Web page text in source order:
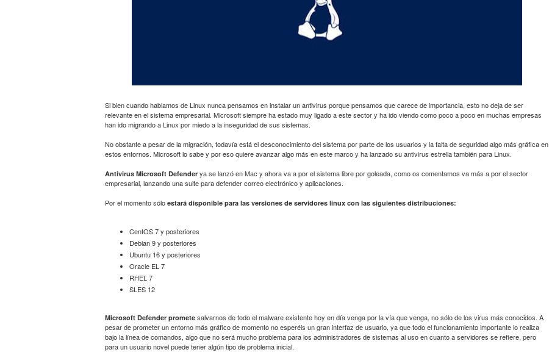
Si bien cuando hablamos de Linux nunca pensamos en instalar un antivirus porque pensamos que carece de importancia, esto no deja de ser
relevante en el sistema empresarial. Microsoft siempre ha estado muy ligado a este sector y ha ido viendo como poco a poco en muchas empresas
han ido migrando a Linux por miedo a la inseguridad de sus sistemas.
No obstante a pesar de la migración, todavía está el desconocimiento del sistema por parte de los usuarios y la falta de seguridad algo más gráfica en
estos entornos. Microsoft lo sabe y por eso quiere avanzar algo más en este marco y ha lanzado su antivirus estrella también para Linux.
Antivirus Microsoft Defender ya se lanzó en Mac y ahora va a por el sistema libre por goleada, como os comentamos va más a por el sector
empresarial, lanzando una suite para defender correo electrónico y aplicaciones.
Por el momento sólo estará disponible para las versiones de servidores linux con las siguientes distribuciones:
CentOS 7 y posteriores
Debian 9 y posteriores
Ubuntu 16 y posteriores
Oracle EL 7
RHEL 7
SLES 12
Microsoft Defender promete salvarnos de todo el malware existente hoy en día venga por la vía que venga, no sólo de los virus más conocidos. A
pesar de prometer un entorno más gráfico de momento no esperéis un gran interfaz de usuario, ya que todo el funcionamiento importante lo realiza
bajo la línea de comandos, algo que no será mucho problema para los administradores de sistemas al uso en cuanto a servidores se refiere, pero
para un usuario novel puede tener algún tipo de problema inicial.